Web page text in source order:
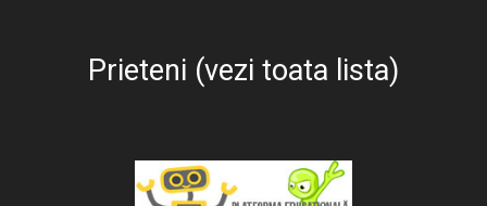
Prieteni (vezi toata lista)